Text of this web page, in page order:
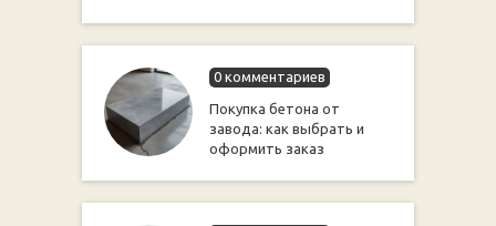
0 комментариев
Покупка бетона от
завода: как выбрать и
оформить заказ